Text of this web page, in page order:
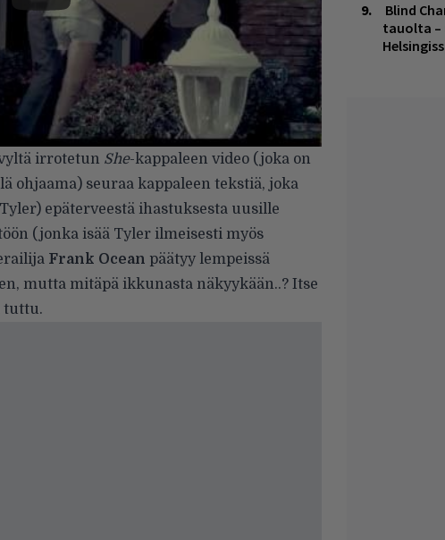
irrotetun She-kappaleen video (joka on
ohjaama) seuraa kappaleen tekstiä, joka
epäterveestä ihastuksesta uusille
(jonka isää Tyler ilmeisesti myös
Frank Ocean päätyy lempeissä
mutta mitäpä ikkunasta näkyykään..? Itse
tuttu.
Blind
tauolta –